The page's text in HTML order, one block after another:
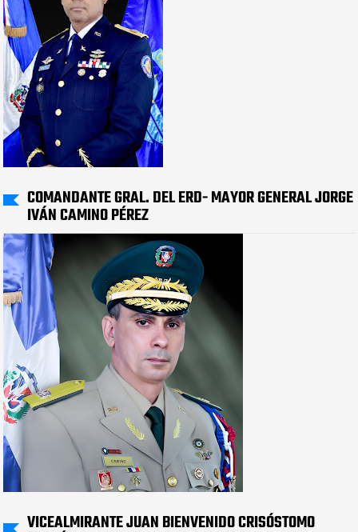
COMANDANTE GRAL. DEL ERD- MAYOR GENERAL JORGE
IVÁN CAMINO PÉREZ
VICEALMIRANTE JUAN BIENVENIDO CRISÓSTOMO